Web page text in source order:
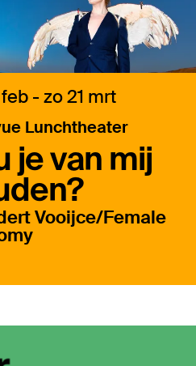
je van mij
Vooijce/Female
Lunchtheater
feb -zo 21 mrt